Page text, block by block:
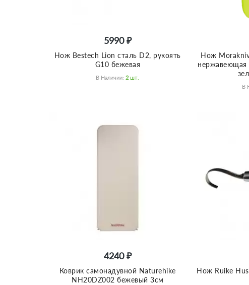
5990 ₽
Нож Bestech Lion сталь D2, рукоять
G10 бежевая
В Наличии:2 Шт.
Нож
нержавеющая
В
4240 ₽
Коврик самонадувной Naturehike
NH20DZ002 бежевый 3см
Нож Ruike